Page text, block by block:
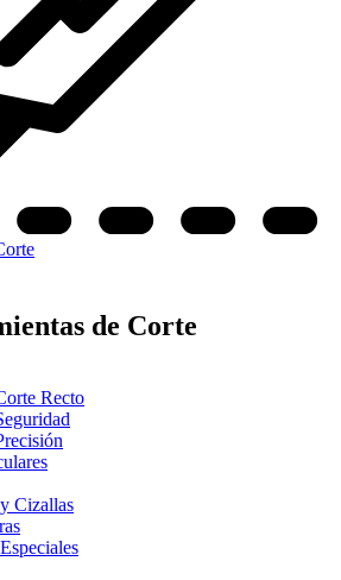
de Corte
Recto
Cizallas